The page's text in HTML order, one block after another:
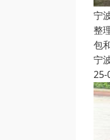
宁
整
包
宁
25-